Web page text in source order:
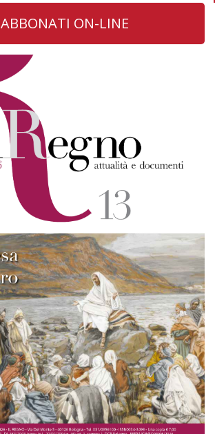
ABBONATI ON-LINE